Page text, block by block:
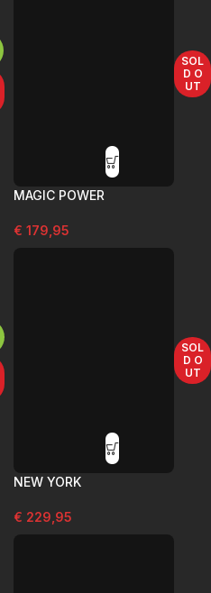
SOL
D O
UT
MAGIC POWER
€ 179,95
SOL
D O
UT
NEW YORK
€ 229,95